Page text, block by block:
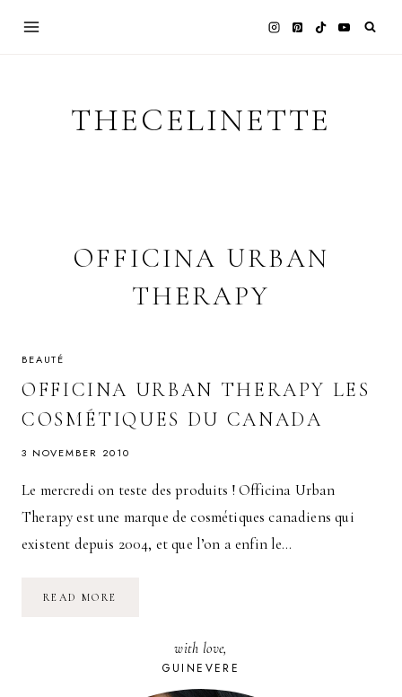
THECELINETTE
OFFICINA URBAN
THERAPY
BEAUTÉ
OFFICINA URBAN THERAPY LES
COSMÉTIQUES DU CANADA
3 NOVEMBER 2010
Le mercredi on teste des produits ! Officina Urban
Therapy est une marque de cosmétiques canadiens qui
existent depuis 2004, et que l’on a enfin le…
READ MORE
COSMÉTIQUES
CANADA
with love,
GUINEVERE